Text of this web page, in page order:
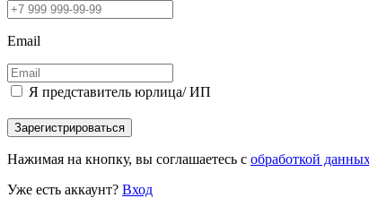
Email
Я представитель юрлица/ ИП
Зарегистрироваться
Нажимая на кнопку, вы соглашаетесь с обработкой
Уже есть аккаунт? Вход